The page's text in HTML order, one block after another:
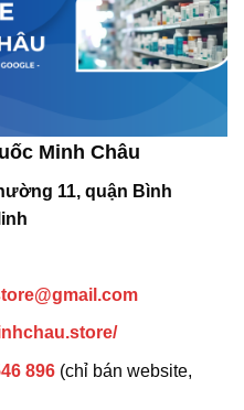
Minh Châu
11, quận Bình
896 (chỉ bán website,